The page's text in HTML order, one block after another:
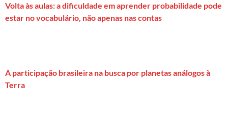
Volta às aulas: a dificuldade em aprender probabilidade pode
estar no vocabulário, não apenas nas contas
A participação brasileira na busca por planetas análogos à
Terra